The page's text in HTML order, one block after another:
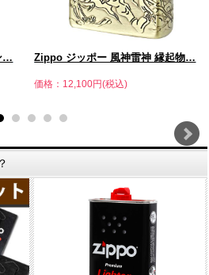
… Zippo ジッポー 風神雷神 縁起物…
価格：12,100円(税込)